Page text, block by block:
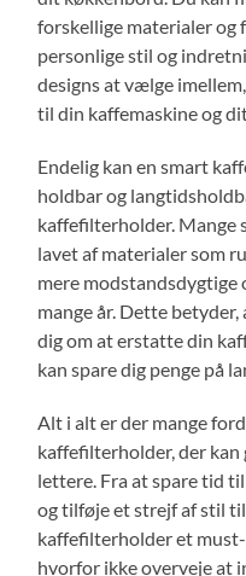
forskellige materialer og
personlige stil og
designs at vælge
til din kaffemaskine og
Endelig kan en smart
holdbar og
kaffefilterholder. Mange
lavet af materialer som
mere modstandsdygtige
mange år. Dette
dig om at erstatte din
kan spare dig penge på
Alt i alt er der mange
kaffefilterholder, der
lettere. Fra at spare tid
og tilføje et strejf af stil
kaffefilterholder et must-
hvorfor ikke overveje at